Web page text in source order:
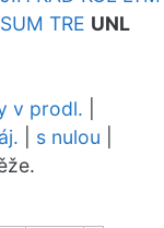
SUM TRE UNL
v prodl.
s nulou